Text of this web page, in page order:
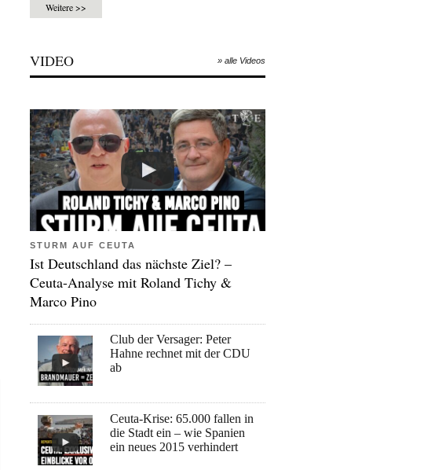
Weitere >>
VIDEO » alle Videos
STURM AUF CEUTA
Ist Deutschland das nächste Ziel? –
Ceuta-Analyse mit Roland Tichy &
Marco Pino
Club der Versager: Peter
Hahne rechnet mit der CDU
ab
Ceuta-Krise: 65.000 fallen in
die Stadt ein – wie Spanien
ein neues 2015 verhindert